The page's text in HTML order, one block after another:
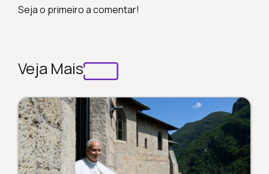
Seja o primeiro a comentar!
Veja Mais